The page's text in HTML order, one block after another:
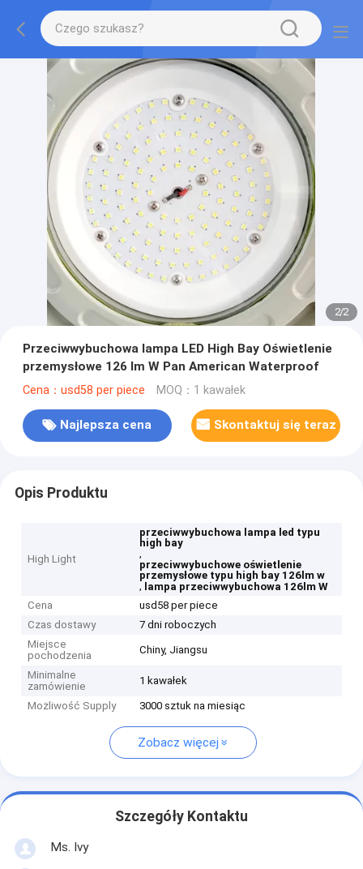
2/2
Przeciwwybuchowa lampa LED High Bay Oświetlenie
przemysłowe 126 lm W Pan American Waterproof
Cena：usd58 per piece MOQ：1 kawałek
Najlepsza cena Skontaktuj się teraz
Opis Produktu
High Light
przeciwwybuchowa lampa led typu
high bay
,
przeciwwybuchowe oświetlenie
przemysłowe typu high bay 126lm w
, lampa przeciwwybuchowa 126lm W
Cena
usd58 per piece
Czas dostawy
7 dni roboczych
Miejsce
pochodzenia
Chiny, Jiangsu
Minimalne
zamówienie
1 kawałek
Możliwość Supply 3000 sztuk na miesiąc
Zobacz więcej
Szczegóły Kontaktu
Ms. Ivy